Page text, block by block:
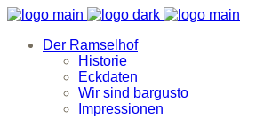
Der Ramselhof
Historie
Eckdaten
Wir sind bargusto
Impressionen